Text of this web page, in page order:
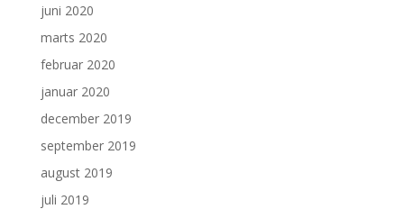
juni 2020
marts 2020
februar 2020
januar 2020
december 2019
september 2019
august 2019
juli 2019